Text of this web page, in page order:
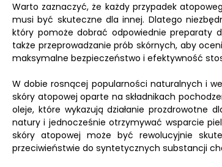
Warto zaznaczyć, że każdy przypadek
musi być skuteczne dla innej. Dlatego
który pomoże dobrać odpowiednie preparaty
także przeprowadzanie prób skórnych, aby
maksymalne bezpieczeństwo i efektywność
W dobie rosnącej popularności naturalnych i
skóry atopowej oparte na składnikach
oleje, które wykazują działanie prozdrowotne
natury i jednocześnie otrzymywać wsparcie
skóry atopowej może być rewolucyjnie
przeciwieństwie do syntetycznych substancji